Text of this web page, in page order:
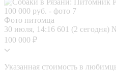
Фото питомца
30 июля, 14:16 601 (2 сегодня)
100 000 ₽
Указанная стоимость в